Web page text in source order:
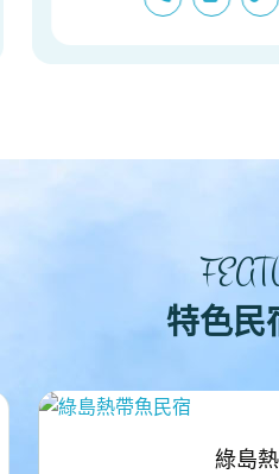
特色民
綠島熱